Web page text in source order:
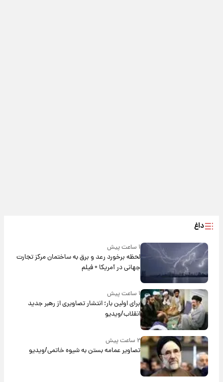
داغ
۱ ساعت پیش
لحظه برخورد رعد و برق به ساختمان مرکز تجارت
جهانی در آمریکا + فیلم
۱ ساعت پیش
برای اولین بار؛ انتشار تصاویری از رهبر جدید
انقلاب/ویدیو
۲ ساعت پیش
تصاویر عمامه بستن به شیوه خاتمی/ویدیو